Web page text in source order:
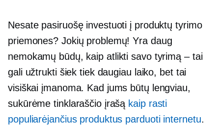
Nesate pasiruošę investuoti į produktų tyrimo
priemones? Jokių problemų! Yra daug
nemokamų būdų, kaip atlikti savo tyrimą – tai
gali užtrukti šiek tiek daugiau laiko, bet tai
visiškai įmanoma. Kad jums būtų lengviau,
sukūrėme tinklaraščio įrašą kaip rasti
populiarėjančius produktus parduoti internetu.